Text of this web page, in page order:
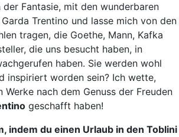
Fantasie, mit den wunderbaren
Trentino und lasse mich von den
tragen, die Goethe, Mann, Kafka
die uns besucht haben, in
haben. Sie werden wohl
inspiriert worden sein? Ich wette,
Werke nach dem Genuss der Freuden
geschafft haben!
indem du einen Urlaub in den Toblini